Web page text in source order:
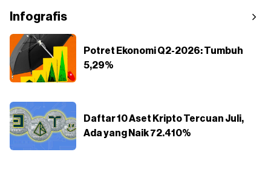
Infografis
Potret Ekonomi Q2-2026: Tumbuh
5,29%
Daftar 10 Aset Kripto Tercuan Juli,
Ada yang Naik 72.410%